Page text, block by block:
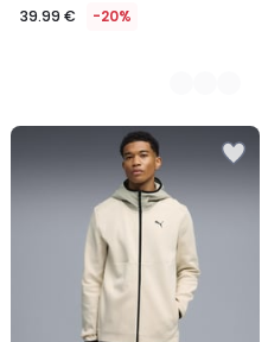
39.99 € -20%